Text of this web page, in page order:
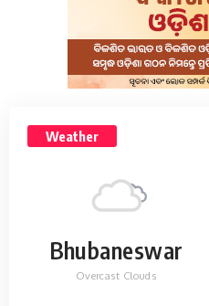
Weather
Bhubaneswar
Overcast Clouds